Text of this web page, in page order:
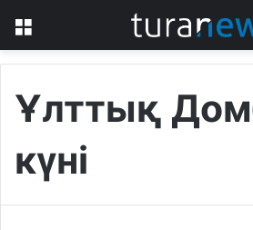
Ұлттық
күні